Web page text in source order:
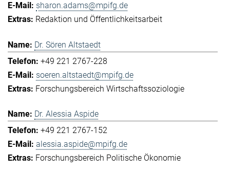
sharon.adams@mpifg.de
Redaktion und Öffentlichkeitsarbeit
Dr. Sören Altstaedt
+49 221 2767-228
soeren.altstaedt@mpifg.de
Forschungsbereich Wirtschaftssoziologie
Dr. Alessia Aspide
+49 221 2767-152
alessia.aspide@mpifg.de
Forschungsbereich Politische Ökonomie